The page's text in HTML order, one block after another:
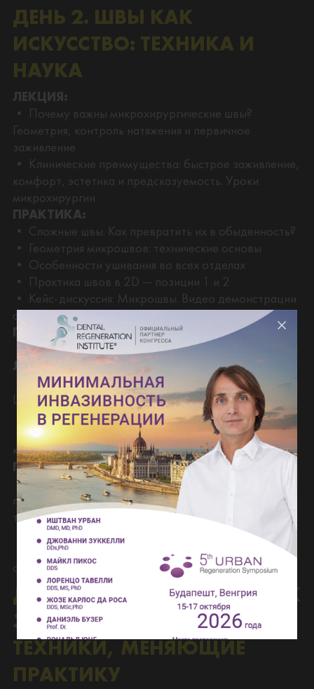
ДЕНЬ 2. ШВЫ КАК
ИСКУССТВО: ТЕХНИКА И
НАУКА
ЛЕКЦИЯ:
• Почему важны микрохирургические швы?
Геометрия, контроль натяжения и первичное
заживление
• Клинические преимущества: быстрое заживление,
комфорт, эстетика и предсказуемость. Уроки
микрохирургии
ПРАКТИКА:
• Сложные швы. Как превратить их в обыденность?
• Геометрия микрошвов: технические основы
• Особенности ушивания во всех отделах
• Практика швов в 2D — позиции 1 и 2
• Кейс-дискуссия: Микрошвы. Видео демонстрации
операций и разбор клинических кейсов
ПРАКТИКА:
• 2D практика швов — позиции 3 и 4
ЛЕКЦИЯ:
• Эстетическое микрохирургическое планирование.
Цифровой протокол для простых и сложных случаев
• Кейс-дискуссия: Принятие решений
• Как правильно выбрать технику в каждом
конкретном случае?
ПРАКТИКА:
• Как избежать осложнений и обеспечить комфорт
пациенту? Микрошвы для плотного прилегания
тканей
• Устранение натяжения и ушивание стык в стык
• Закрытие донорской зоны: непрерывный шов и
оптимизация заживления
ДЕНЬ 3. НОВЫЕ ПОДХОДЫ К
ЗАКРЫТИЮ РЕЦЕССИЙ:
ТЕХНИКИ, МЕНЯЮЩИЕ
ПРАКТИКУ